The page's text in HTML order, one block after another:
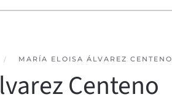
MARÍA ELOISA ÁLVAREZ CENTENO
Centeno